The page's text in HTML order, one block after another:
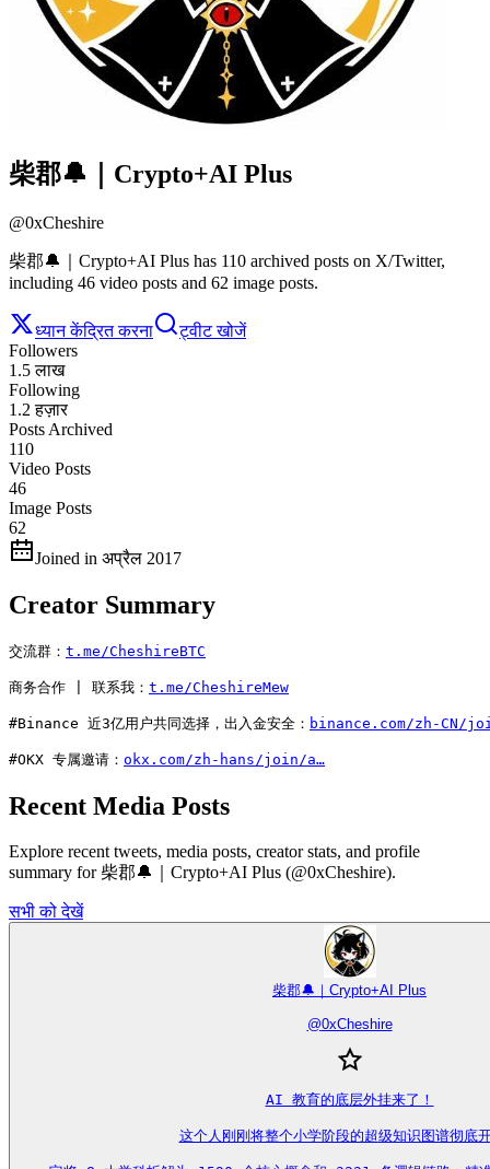
柴郡🔔｜Crypto+AI Plus
@0xCheshire
柴郡🔔｜Crypto+AI Plus has 110 archived posts on X/Twitter,
including 46 video posts and 62 image posts.
ध्यान केंद्रित करना
ट्वीट खोजें
Followers
1.5 लाख
Following
1.2 हज़ार
Posts Archived
110
Video Posts
46
Image Posts
62
Joined in अप्रैल 2017
Creator Summary
交流群： t.me/CheshireBTC
商务合作 | 联系我： t.me/CheshireMew
#Binance 近3亿用户共同选择，出入金安全： binance.com/zh-CN/
#OKX 专属邀请： okx.com/zh-hans/join/a…
Recent Media Posts
Explore recent tweets, media posts, creator stats, and profile
summary for 柴郡🔔｜Crypto+AI Plus (@0xCheshire).
सभी को देखें
柴郡🔔｜Crypto+AI Plus
@0xCheshire
AI 教育的底层外挂来了！
这个人刚刚将整个小学阶段的超级知识图谱彻底